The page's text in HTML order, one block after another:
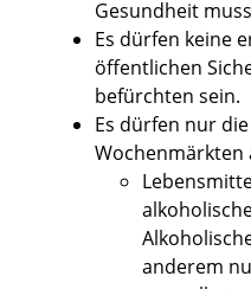
Gesundheit
Es dürfen keine
öffentlichen
befürchten sein.
Es dürfen nur
Wochenmärkten
anderem